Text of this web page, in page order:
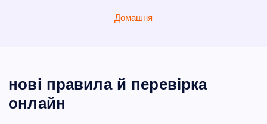
Домашня
нові правила й перевірка
онлайн